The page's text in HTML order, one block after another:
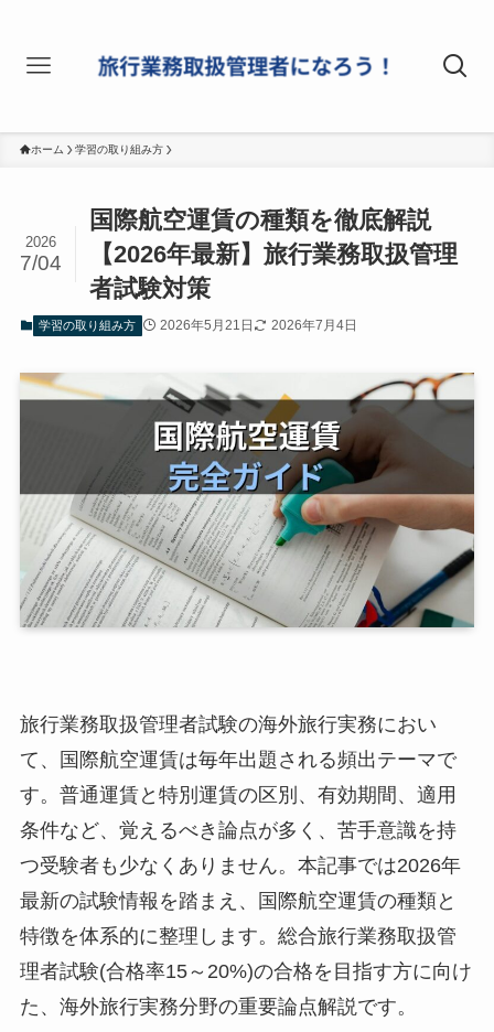
ホーム 学習の取り組み方
国際航空運賃の種類を徹底解説
【2026年最新】旅行業務取扱管理
者試験対策
2026
7/04
学習の取り組み方 2026年5月21日 2026年7月4日
旅行業務取扱管理者試験の海外旅行実務におい
て、国際航空運賃は毎年出題される頻出テーマで
す。普通運賃と特別運賃の区別、有効期間、適用
条件など、覚えるべき論点が多く、苦手意識を持
つ受験者も少なくありません。本記事では2026年
最新の試験情報を踏まえ、国際航空運賃の種類と
特徴を体系的に整理します。総合旅行業務取扱管
理者試験(合格率15～20%)の合格を目指す方に向け
た、海外旅行実務分野の重要論点解説です。